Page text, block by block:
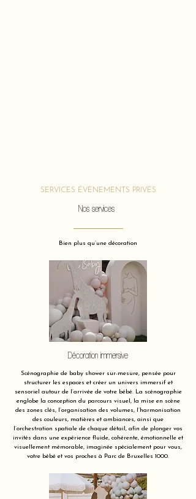
SERVICES ÉVÈNEMENTS PRIVÉS
Nos services
Bien plus qu’une décoration
Décoration immersive
Scénographie de baby shower sur-mesure, pensée pour
structurer les espaces et créer un univers immersif et
sensoriel autour de l’arrivée de votre bébé. La scénographie
englobe la conception du parcours visuel, la mise en scène
des zones clés, l’organisation des volumes, l’harmonisation
des couleurs, matières et ambiances, ainsi que
l’orchestration spatiale de chaque détail, afin de plonger vos
invités dans une expérience fluide, cohérente, émotionnelle et
visuellement mémorable, imaginée spécialement pour vous,
votre bébé et vos proches à Parc de Bruxelles 1000.